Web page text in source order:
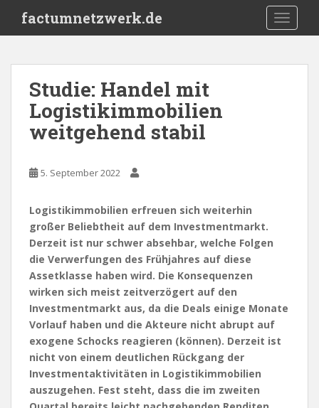
i
factumnetzwerk.de
Studie: Handel mit
Logistikimmobilien
weitgehend stabil
5. September 2022
Logistikimmobilien erfreuen sich weiterhin
großer Beliebtheit auf dem Investmentmarkt.
Derzeit ist nur schwer absehbar, welche Folgen
die Verwerfungen des Frühjahres auf diese
Assetklasse haben wird. Die Konsequenzen
wirken sich meist zeitverzögert auf den
Investmentmarkt aus, da die Deals einige Monate
Vorlauf haben und die Akteure nicht abrupt auf
exogene Schocks reagieren (können). Derzeit ist
nicht von einem deutlichen Rückgang der
Investmentaktivitäten in Logistikimmobilien
auszugehen. Fest steht, dass die im zweiten